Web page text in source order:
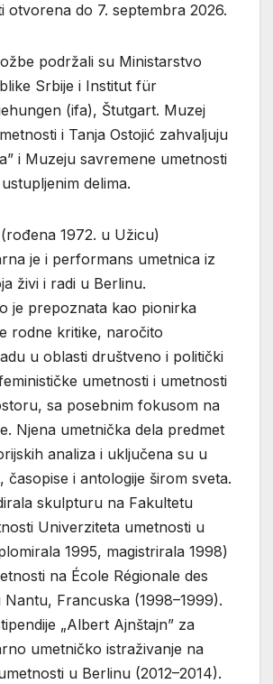
otvorena do 7. septembra 2026.
podržali su Ministarstvo
Srbije i Institut für
(ifa), Štutgart. Muzej
i Tanja Ostojić zahvaljuju
i Muzeju savremene umetnosti
delima.
1972. u Užicu)
je i performans umetnica iz
živi i radi u Berlinu.
je prepoznata kao pionirka
rodne kritike, naročito
u oblasti društveno i politički
umetnosti i umetnosti
sa posebnim fokusom na
Njena umetnička dela predmet
analiza i uključena su u
časopise i antologije širom sveta.
skulpturu na Fakultetu
Univerziteta umetnosti u
1995, magistrirala 1998)
na École Régionale des
Francuska (1998–1999).
„Albert Ajnštajn” za
umetničko istraživanje na
u Berlinu (2012–2014).